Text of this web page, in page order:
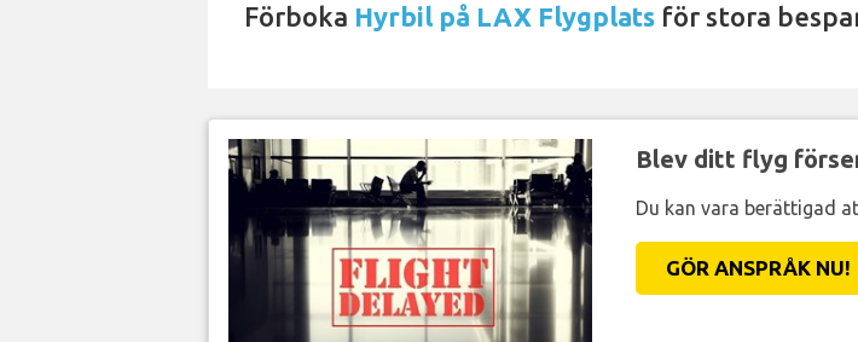
Förboka Hyrbil på LAX Flygplats för stora
Blev ditt flyg
Du kan vara berättigad
GÖR ANSPRÅK NU!